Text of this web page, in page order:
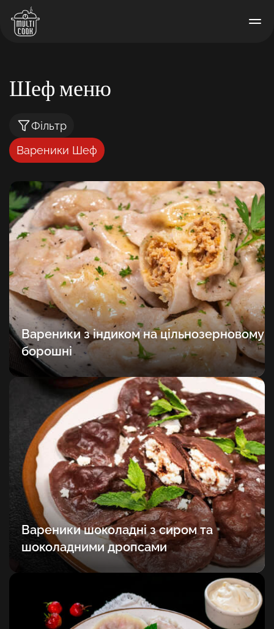
Шеф меню
Фільтр
Вареники Шеф
Вареники з індиком на цільнозерновому
борошні
Вареники шоколадні з сиром та
шоколадними дропсами